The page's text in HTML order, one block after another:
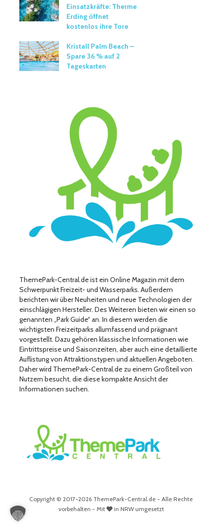
Einsatzkräfte: Therme
Erding öffnet
kostenlos ihre Tore
Kristall Palm Beach –
Spare 36 % auf 2
Tageskarten
ThemePark-Central.de ist ein Online Magazin mit dem
Schwerpunkt Freizeit- und Wasserparks. Außerdem
berichten wir über Neuheiten und neue Technologien der
einschlägigen Hersteller. Des Weiteren bieten wir einen so
genannten „Park Guide“ an. In diesem werden die
wichtigsten Freizeitparks allumfassend und prägnant
vorgestellt. Dazu gehören klassische Informationen wie
Eintrittspreise und Saisonzeiten, aber auch eine detaillierte
Auflistung von Attraktionstypen und aktuellen Angeboten.
Daher wird ThemePark-Central.de zu einem Großteil von
Nutzern besucht, die diese kompakte Ansicht der
Informationen suchen.
Copyright © 2017-2026 ThemePark-Central.de - Alle Rechte
vorbehalten - Mit
in NRW umgesetzt